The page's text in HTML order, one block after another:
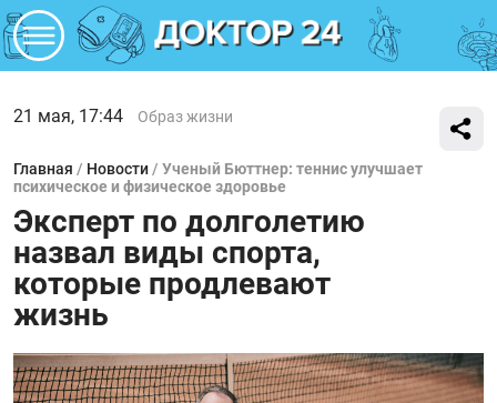
21 мая, 17:44 Образ жизни
Главная / Новости / Ученый Бюттнер: теннис улучшает
психическое и физическое здоровье
Эксперт по долголетию
назвал виды спорта,
которые продлевают
жизнь